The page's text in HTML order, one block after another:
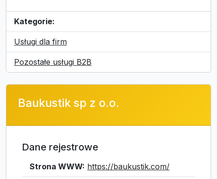
Kategorie:
Usługi dla firm
Pozostałe usługi B2B
Baukustik sp z o.o.
Dane rejestrowe
Strona WWW: https://baukustik.com/